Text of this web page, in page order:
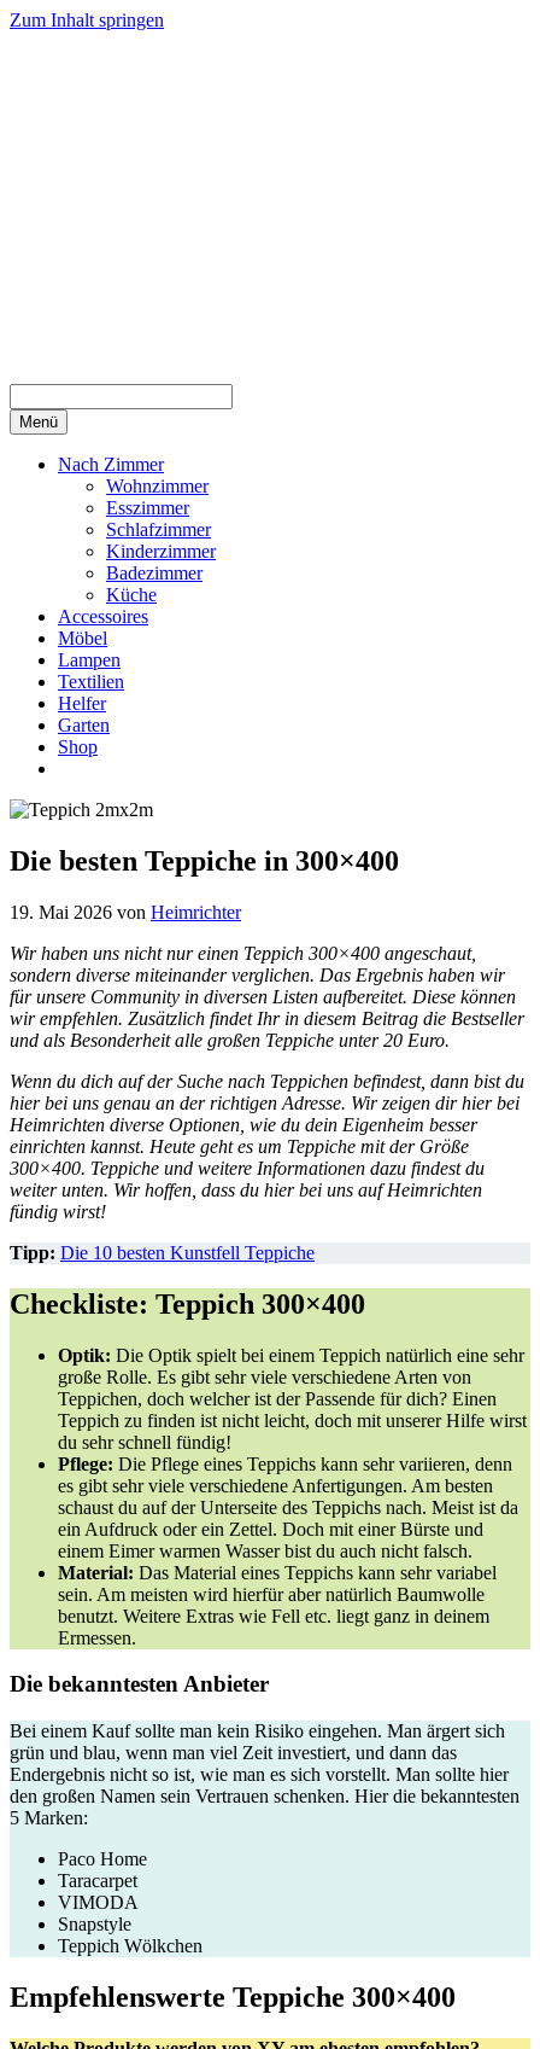
Zum Inhalt springen
Menü
Nach Zimmer
Wohnzimmer
Esszimmer
Schlafzimmer
Kinderzimmer
Badezimmer
Küche
Accessoires
Möbel
Lampen
Textilien
Helfer
Garten
Shop
Die besten Teppiche in 300×400
19. Mai 2026 von Heimrichter
Wir haben uns nicht nur einen Teppich 300×400 angeschaut,
sondern diverse miteinander verglichen. Das Ergebnis haben wir
für unsere Community in diversen Listen aufbereitet. Diese können
wir empfehlen. Zusätzlich findet Ihr in diesem Beitrag die Bestseller
und als Besonderheit alle großen Teppiche unter 20 Euro.
Wenn du dich auf der Suche nach Teppichen befindest, dann bist du
hier bei uns genau an der richtigen Adresse. Wir zeigen dir hier bei
Heimrichten diverse Optionen, wie du dein Eigenheim besser
einrichten kannst. Heute geht es um Teppiche mit der Größe
300×400. Teppiche und weitere Informationen dazu findest du
weiter unten. Wir hoffen, dass du hier bei uns auf Heimrichten
fündig wirst!
Tipp: Die 10 besten Kunstfell Teppiche
Checkliste: Teppich 300×400
Optik: Die Optik spielt bei einem Teppich natürlich eine sehr
große Rolle. Es gibt sehr viele verschiedene Arten von
Teppichen, doch welcher ist der Passende für dich? Einen
Teppich zu finden ist nicht leicht, doch mit unserer Hilfe wirst
du sehr schnell fündig!
Pflege: Die Pflege eines Teppichs kann sehr variieren, denn
es gibt sehr viele verschiedene Anfertigungen. Am besten
schaust du auf der Unterseite des Teppichs nach. Meist ist da
ein Aufdruck oder ein Zettel. Doch mit einer Bürste und
einem Eimer warmen Wasser bist du auch nicht falsch.
Material: Das Material eines Teppichs kann sehr variabel
sein. Am meisten wird hierfür aber natürlich Baumwolle
benutzt. Weitere Extras wie Fell etc. liegt ganz in deinem
Ermessen.
Die bekanntesten Anbieter
Bei einem Kauf sollte man kein Risiko eingehen. Man ärgert sich
grün und blau, wenn man viel Zeit investiert, und dann das
Endergebnis nicht so ist, wie man es sich vorstellt. Man sollte hier
den großen Namen sein Vertrauen schenken. Hier die bekanntesten
5 Marken:
Paco Home
Taracarpet
VIMODA
Snapstyle
Teppich Wölkchen
Empfehlenswerte Teppiche 300×400